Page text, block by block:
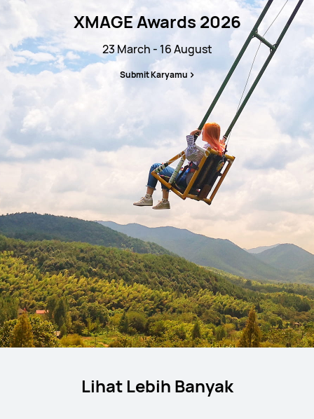
XMAGE Awards 2026
23 March - 16 August
Submit Karyamu
Lihat Lebih Banyak